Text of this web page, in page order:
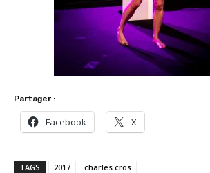
Partager :
Facebook X
TAGS 2017 charles cros